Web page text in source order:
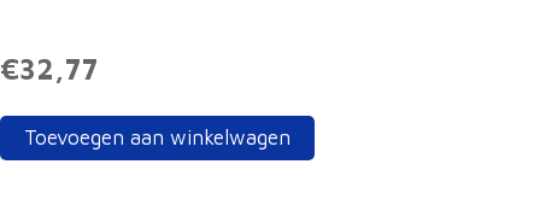
€32,77
Toevoegen aan winkelwagen